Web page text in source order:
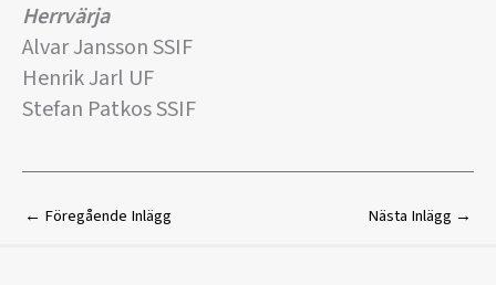
Herrvärja
Alvar Jansson SSIF
Henrik Jarl UF
Stefan Patkos SSIF
← Föregående Inlägg Nästa Inlägg →